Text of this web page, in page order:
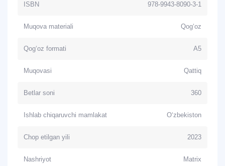
ISBN 978-9943-8090-3-1
Muqova materiali Qog‘oz
Qog‘oz formati A5
Muqovasi Qattiq
Betlar soni 360
Ishlab chiqaruvchi mamlakat O‘zbekiston
Chop etilgan yili 2023
Nashriyot Matrix